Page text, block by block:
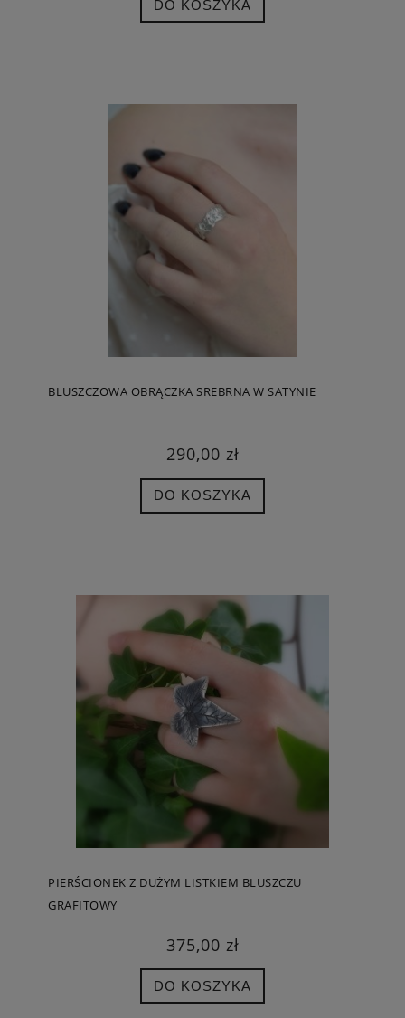
DO KOSZYKA
BLUSZCZOWA OBRĄCZKA SREBRNA W SATYNIE
290,00 zł
DO KOSZYKA
PIERŚCIONEK Z DUŻYM LISTKIEM BLUSZCZU
GRAFITOWY
375,00 zł
DO KOSZYKA